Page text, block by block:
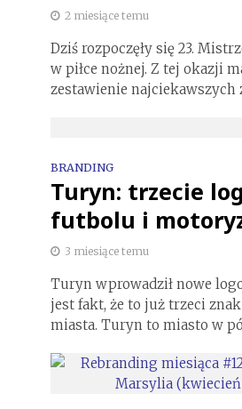
2 miesiące temu
Dziś rozpoczęły się 23.
w piłce nożnej. Z tej okazji
zestawienie najciekawszych
BRANDING
Turyn: trzecie
futbolu i
3 miesiące temu
Turyn wprowadził nowe
jest fakt, że to już trzeci
miasta. Turyn to miasto w